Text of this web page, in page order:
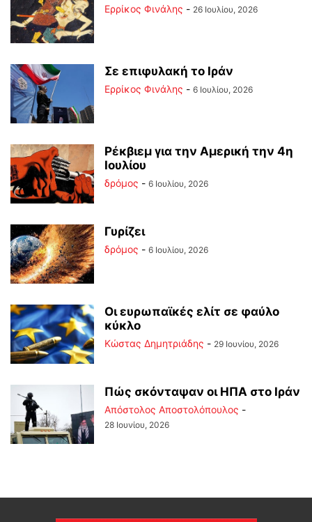
Ερρίκος Φινάλης - 26 Ιουλίου, 2026
Σε επιφυλακή το Ιράν
Ερρίκος Φινάλης - 6 Ιουλίου, 2026
Ρέκβιεμ για την Αμερική την 4η
Ιουλίου
δρόμος - 6 Ιουλίου, 2026
Γυρίζει
δρόμος - 6 Ιουλίου, 2026
Οι ευρωπαϊκές ελίτ σε φαύλο
κύκλο
Kώστας Δημητριάδης - 29 Ιουνίου, 2026
Πώς σκόνταψαν οι ΗΠΑ στο Ιράν
Απόστολος Αποστολόπουλος -
28 Ιουνίου, 2026